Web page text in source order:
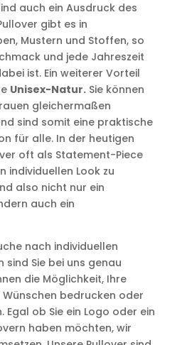
auch ein Ausdruck des
gibt es in
Mustern und Stoffen, so
und jede Jahreszeit
ist. Ein weiterer Vorteil
Unisex-Natur.Sie können
gleichermaßen
sind somit eine praktische
für alle. In der heutigen
oft als Statement-Piece
individuellen Look zu
also nicht nur ein
auch ein
nach individuellen
sind Sie bei uns genau
die Möglichkeit, Ihre
bedrucken oder
Egal ob Sie ein Logo oder ein
haben möchten, wir